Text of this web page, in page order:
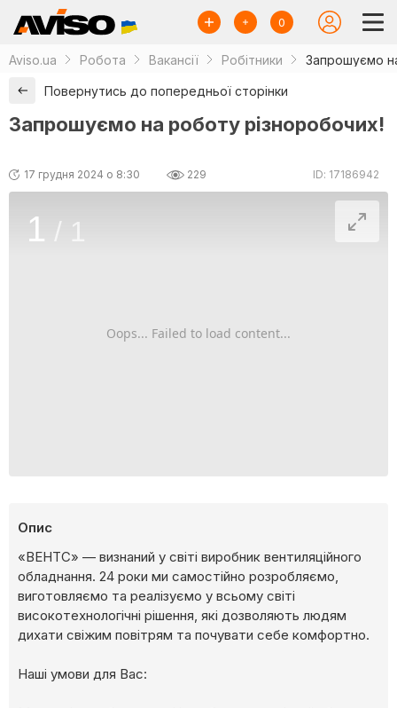
0
Aviso.ua Робота Вакансії Робітники Запрошуємо
Повернутись до попередньої сторінки
Запрошуємо на роботу різноробочих!
17 грудня 2024 о 8:30 229 ID: 17186942
Oops... Failed to load content...
1 / 1
Опис
«ВЕНТС» — визнаний у світі виробник вентиляційного
обладнання. 24 роки ми самостійно розробляємо,
виготовляємо та реалізуємо у всьому світі
високотехнологічні рішення, які дозволяють людям
дихати свіжим повітрям та почувати себе комфортно.
Наші умови для Вас: